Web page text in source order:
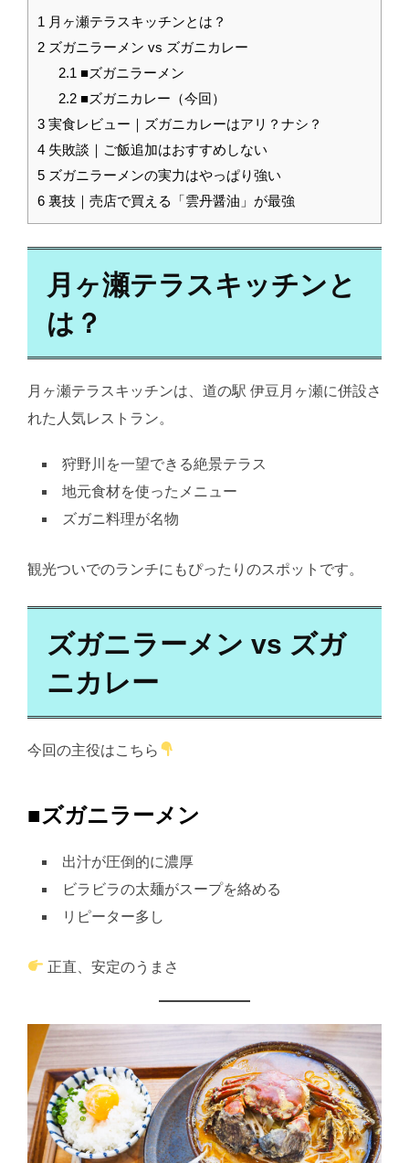
1 月ヶ瀬テラスキッチンとは？
2 ズガニラーメン vs ズガニカレー
2.1 ■ズガニラーメン
2.2■ズガニカレー（今回）
3 実食レビュー｜ズガニカレーはアリ？ナシ？
4 失敗談｜ご飯追加はおすすめしない
5 ズガニラーメンの実力はやっぱり強い
6 裏技｜売店で買える「雲丹醤油」が最強
月ヶ瀬テラスキッチンと
は？
月ヶ瀬テラスキッチンは、道の駅 伊豆月ヶ瀬に併設さ
れた人気レストラン。
狩野川を一望できる絶景テラス
地元食材を使ったメニュー
ズガニ料理が名物
観光ついでのランチにもぴったりのスポットです。
ズガニラーメン vs ズガ
ニカレー
今回の主役はこちら
■ズガニラーメン
出汁が圧倒的に濃厚
ビラビラの太麺がスープを絡める
リピーター多し
正直、安定のうまさ